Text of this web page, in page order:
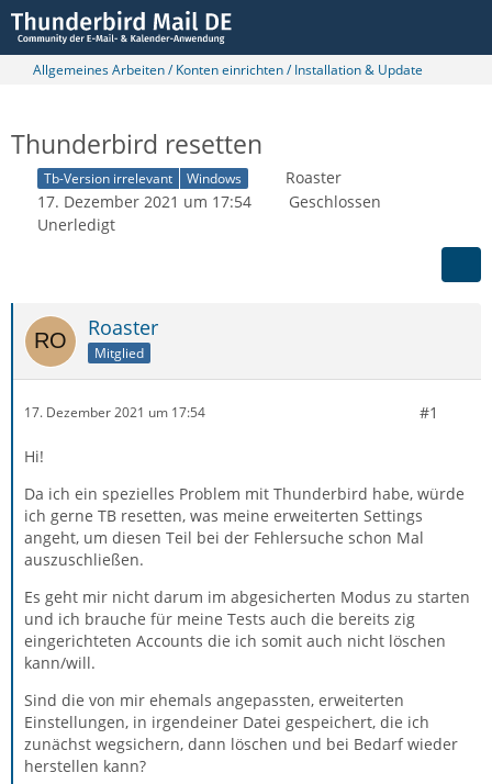
Allgemeines Arbeiten / Konten einrichten / Installation & Update
Thunderbird resetten
Tb-Version irrelevant Windows
Roaster
17. Dezember 2021 um 17:54
Geschlossen
Unerledigt
Roaster
Mitglied
17. Dezember 2021 um 17:54 #1
Hi!
Da ich ein spezielles Problem mit Thunderbird habe, würde
ich gerne TB resetten, was meine erweiterten Settings
angeht, um diesen Teil bei der Fehlersuche schon Mal
auszuschließen.
Es geht mir nicht darum im abgesicherten Modus zu starten
und ich brauche für meine Tests auch die bereits zig
eingerichteten Accounts die ich somit auch nicht löschen
kann/will.
Sind die von mir ehemals angepassten, erweiterten
Einstellungen, in irgendeiner Datei gespeichert, die ich
zunächst wegsichern, dann löschen und bei Bedarf wieder
herstellen kann?